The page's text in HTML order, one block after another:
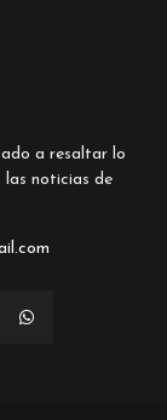
a resaltar lo
las noticias de